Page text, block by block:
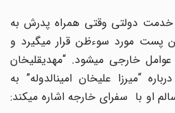
دولتی وقتی همراه پدرش به
پست مورد سوءظن قرار می­گیرد و
خارجی می­شود. “مهدیقلی­خان
“میرزا علیخان امین­الدوله” به
او با سفرای خارجه اشاره می­کند: